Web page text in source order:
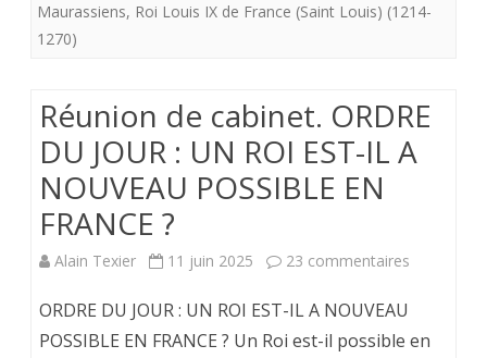
Maurassiens, Roi Louis IX de France (Saint Louis) (1214-
1270)
Réunion de cabinet. ORDRE
DU JOUR : UN ROI EST-IL A
NOUVEAU POSSIBLE EN
FRANCE ?
Alain Texier 11 juin 2025 23 commentaires
de
ORDRE DU JOUR : UN ROI EST-IL A NOUVEAU
POSSIBLE EN FRANCE ? Un Roi est-il possible en